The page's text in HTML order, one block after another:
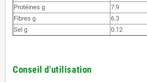
Protéines g
7.9
Fibres g
6.3
Sel g
0.12
Conseil d'utilisation